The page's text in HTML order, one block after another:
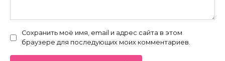
Сохранить моё имя, email и адрес сайта в этом
браузере для последующих моих комментариев.